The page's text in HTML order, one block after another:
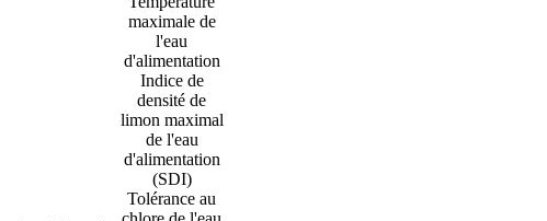
maximale de
l'eau
d'alimentation
Indice de
densité de
limon maximal
de l'eau
d'alimentation
(SDI)
Tolérance au